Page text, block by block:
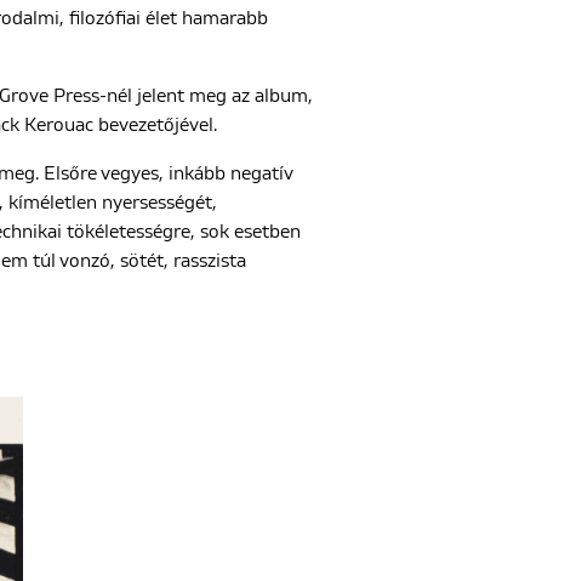
filozófiai élet hamarabb
Press-nél jelent meg az album,
Kerouac bevezetőjével.
Elsőre vegyes, inkább negatív
nyersességét,
tökéletességre, sok esetben
túl vonzó, sötét, rasszista